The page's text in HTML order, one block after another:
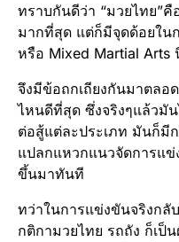
ทราบกันดีว่า “มวยไทย”
มากที่สุด แต่ก็มีจุดด้อยใน
หรือ Mixed Martial Arts
จึงมีข้อถกเถียงกันมาตลอ
ไหนดีที่สุด ซึ่งจริงๆแล้วมั
ต่อสู้แต่ละประเภท มันก็มี
แปลกแหวกแนวจัดการแ
ขึ้นมาทันที
ทว่าในการแข่งขันจริงก
กติกามวยไทย รถถัง ก็เป็